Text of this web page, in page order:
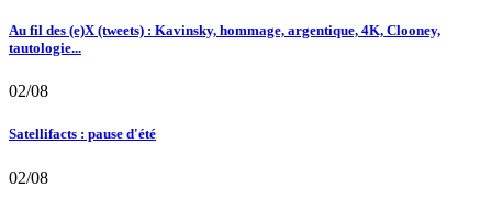
Au fil des (e)X (tweets) : Kavinsky, hommage, argentique, 4K, Clooney,
tautologie...
02/08
Satellifacts : pause d'été
02/08